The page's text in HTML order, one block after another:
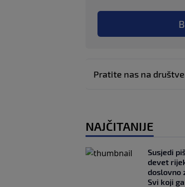
Pratite nas na
NAJČITANIJE
Susjedi
devet
doslovno
Svi koji